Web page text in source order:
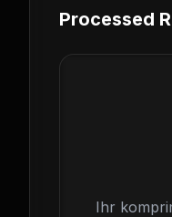
Processed
Ihr